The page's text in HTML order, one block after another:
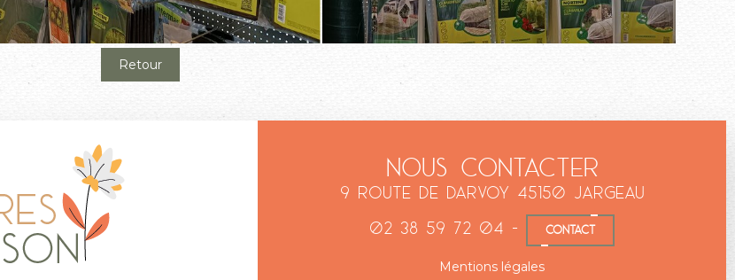
Retour
Nous contacter
9 Route de Darvoy 45150 Jargeau
02 38 59 72 04 - CONTACT
Mentions légales